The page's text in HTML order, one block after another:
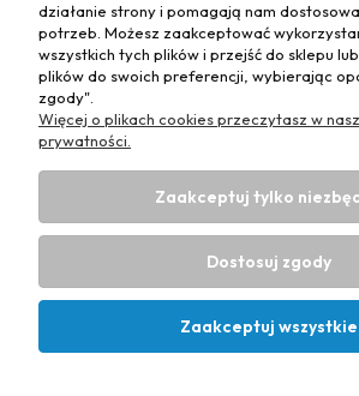
MAPA STRONY
INFORMACJE
Hurtownia materiałów tapicerskich
50e, 44-100 Gliwice, woj. śląskie
6312703341
Projekt i wykonanie:
działanie strony i pomagają nam
potrzeb. Możesz zaakceptować
wszystkich tych plików i przejść do sklepu
plików do swoich preferencji, wybierając
zgody".
Więcej o plikach cookies przeczytasz w
prywatności.
Zaakceptuj tylko
Dostosuj zgody
Zaakceptuj wszystkie